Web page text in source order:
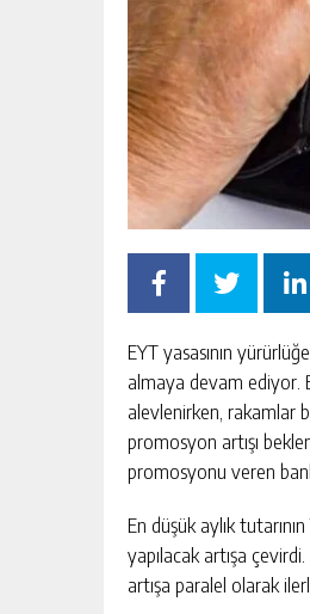
EYT yasasının
almaya devam ediyor.
alevlenirken, rakamlar
promosyon artışı
promosyonu veren
En düşük aylık
yapılacak artışa
artışa paralel olarak